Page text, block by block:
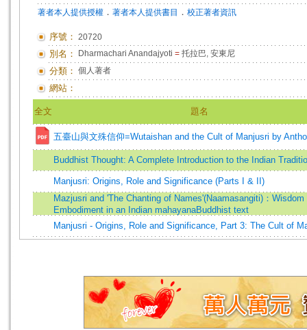
著者本人提供授權 ． 著者本人提供書目 ． 校正著者資訊
序號： 20720
別名： Dharmachari Anandajyoti = 托拉巴, 安東尼
分類： 個人著者
網站：
全文 題名
五臺山與文殊信仰=Wutaishan and the Cult of Manjusri by
Buddhist Thought: A Complete Introduction to the Indian
Manjusri: Origins, Role and Significance (Parts I & II)
Mazjusri and 'The Chanting of Names'(Naamasangiti)：
Embodiment in an Indian mahayanaBuddhist text
Manjusri - Origins, Role and Significance, Part 3: The Cult of